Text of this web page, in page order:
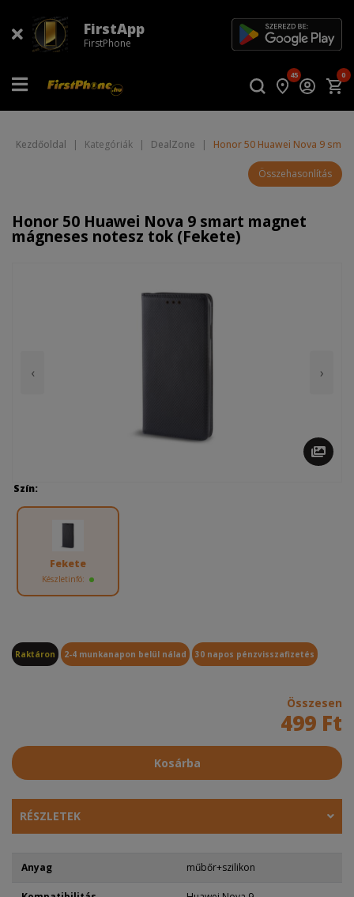
FirstApp
FirstPhone
45 0
Kezdőoldal | Kategóriák | DealZone | Honor 50 Huawei Nova 9
Összehasonlítás
Honor 50 Huawei Nova 9 smart magnet
mágneses notesz tok (Fekete)
‹ ›
Szín:
Fekete
Készletinfó:
Raktáron 2-4 munkanapon belül nálad 30 napos pénzvisszafizetés
Összesen
499 Ft
Kosárba
RÉSZLETEK
Anyag műbőr+szilikon